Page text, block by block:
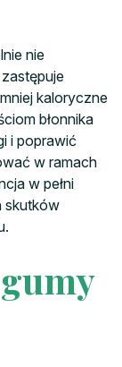
nie
kaloryczne
błonnika
i poprawić
w ramach
w pełni
skutków
gumy